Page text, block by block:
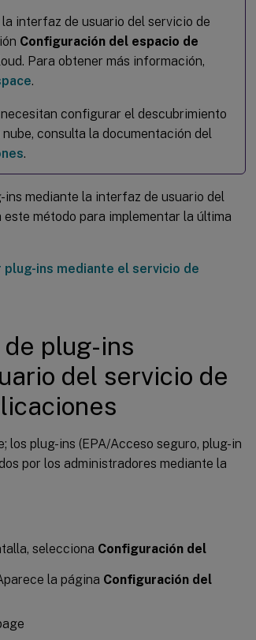
interfaz de usuario del servicio de
Configuración del espacio de
Para obtener más información,
.
configurar el descubrimiento
consulta la documentación del
.
mediante la interfaz de usuario del
método para implementar la última
ins mediante el servicio de
plug-ins
del servicio de
los plug-ins (EPA/Acceso seguro, plug-in
por los administradores mediante la
selecciona Configuración del
la página Configuración del